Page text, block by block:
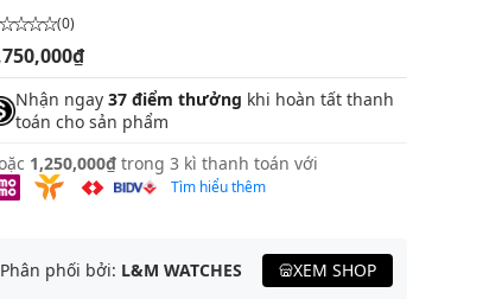
(0)
Nhận ngay 37 điểm thưởng khi hoàn tất thanh
toán cho sản phẩm
1,250,000₫ trong 3 kì thanh toán với
Tìm hiểu thêm
Phân phối bởi: L&M WATCHES XEM SHOP